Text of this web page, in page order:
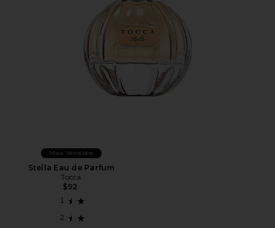
Mais Vendidos
Stella Eau de Parfum
Tocca
$92